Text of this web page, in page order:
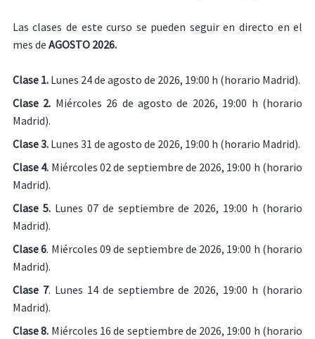
Las clases de este curso se pueden seguir en directo en el
mes de AGOSTO 2026.
Clase 1.Lunes 24 de agosto de 2026, 19:00 h (horario Madrid).
Clase 2. Miércoles 26 de agosto de 2026, 19:00 h (horario
Madrid).
Clase 3.Lunes 31 de agosto de 2026, 19:00 h (horario Madrid).
Clase 4. Miércoles 02 de septiembre de 2026, 19:00 h (horario
Madrid).
Clase 5.Lunes 07 de septiembre de 2026, 19:00 h (horario
Madrid).
Clase 6. Miércoles 09 de septiembre de 2026, 19:00 h (horario
Madrid).
Clase 7. Lunes 14 de septiembre de 2026, 19:00 h (horario
Madrid).
Clase 8. Miércoles 16 de septiembre de 2026, 19:00 h (horario